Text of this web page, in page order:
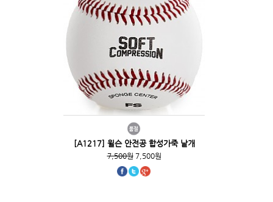
[A1217] 윌슨 안전공 합성가죽 낱개
7,500원7,500원